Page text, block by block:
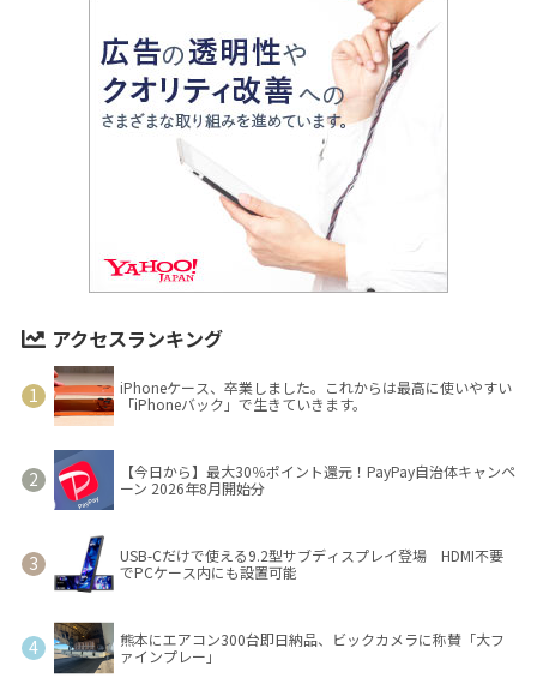
アクセスランキング
iPhoneケース、卒業しました。これからは最高に使いやすい
「iPhoneバック」で生きていきます。
【今日から】最大30％ポイント還元！PayPay自治体キャンペ
ーン 2026年8月開始分
USB-Cだけで使える9.2型サブディスプレイ登場 HDMI不要
でPCケース内にも設置可能
熊本にエアコン300台即日納品、ビックカメラに称賛「大フ
ァインプレー」